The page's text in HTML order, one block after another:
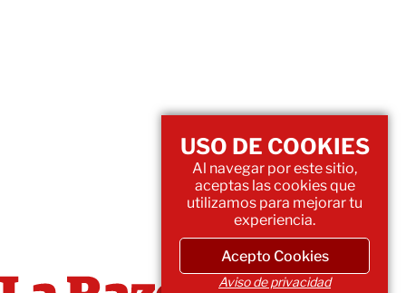
USO DE COOKIES
Al navegar por este sitio,
aceptas las cookies que
utilizamos para mejorar tu
experiencia.
Acepto Cookies
Aviso de privacidad